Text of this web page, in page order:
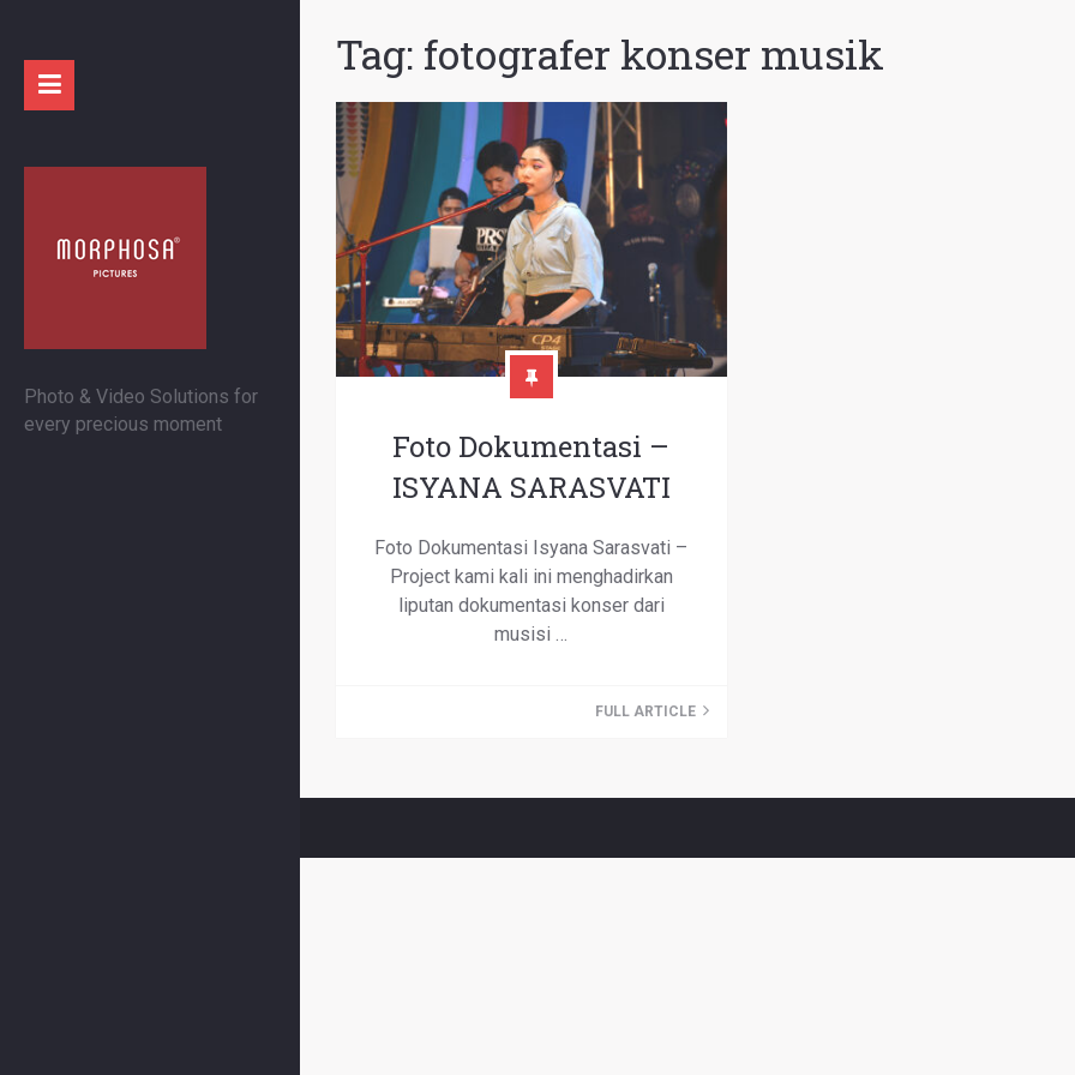
Photo & Video Solutions for
every precious moment
Tag: fotografer konser musik
Foto Dokumentasi –
ISYANA SARASVATI
Foto Dokumentasi Isyana Sarasvati –
Project kami kali ini menghadirkan
liputan dokumentasi konser dari
musisi …
FULL ARTICLE